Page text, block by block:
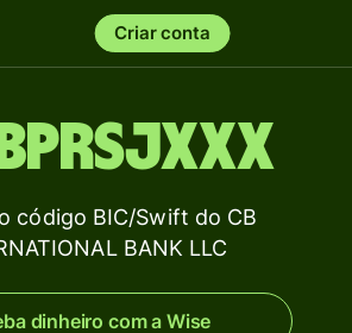
Criar conta
código BIC/Swift do CB
BANK LLC
dinheiro com a Wise